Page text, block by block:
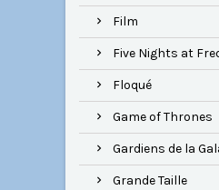
Film
Five Nights at
Floqué
Game of Thrones
Gardiens de la
Grande Taille